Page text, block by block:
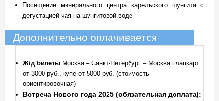
Посещение минерального центра карельского шунгита с
дегустацией чая на шунгитовой воде
Дополнительно оплачивается
Ж/д билеты Москва – Санкт-Петербург – Москва плацкарт
от 3000 руб., купе от 5000 руб. (стоимость
ориентировочная)
Встреча Нового года 2025 (обязательная доплата):